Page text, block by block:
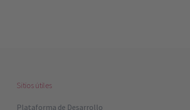
Sitios útiles
Plataforma de Desarrollo